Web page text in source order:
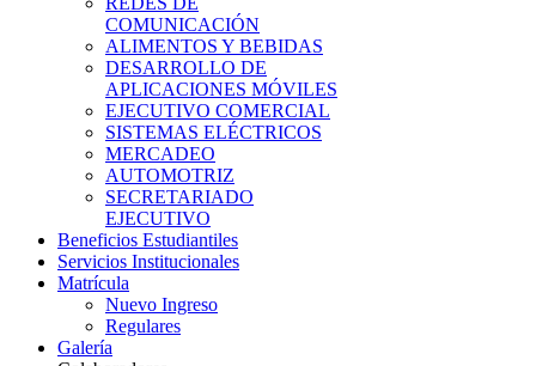
COMUNICACIÓN
ALIMENTOS Y BEBIDAS
DESARROLLO DE
APLICACIONES MÓVILES
EJECUTIVO COMERCIAL
SISTEMAS ELÉCTRICOS
MERCADEO
AUTOMOTRIZ
SECRETARIADO
EJECUTIVO
Beneficios Estudiantiles
Servicios Institucionales
Matrícula
Nuevo Ingreso
Regulares
Galería